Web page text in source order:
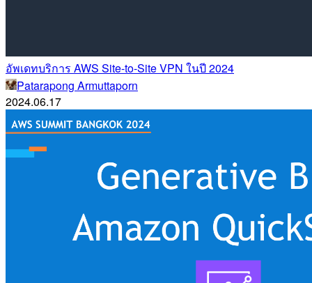
อัพเดทบริการ AWS Site-to-Site VPN ในปี 2024
Patarapong Armuttaporn
2024.06.17